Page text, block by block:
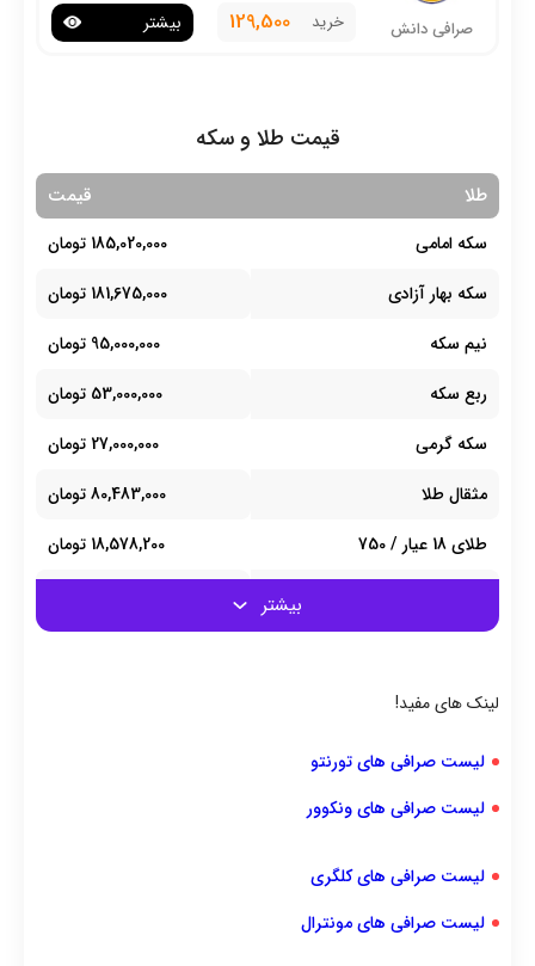
صرافی دانش خرید 129,500 بیشتر
قیمت طلا و سکه
طلا قیمت
سکه امامی
185,020,000 تومان
سکه بهار آزادی
181,675,000 تومان
نیم سکه
95,000,000 تومان
ربع سکه
53,000,000 تومان
سکه گرمی
27,000,000 تومان
مثقال طلا
80,483,000 تومان
طلای 18 عیار / 750
18,578,200 تومان
طلای دست دوم
مثقال / حواله دلار
آبشده نقدی
لینک های مفید!
لیست صرافی های تورنتو
لیست صرافی های ونکوور
لیست صرافی های کلگری
لیست صرافی های مونترال